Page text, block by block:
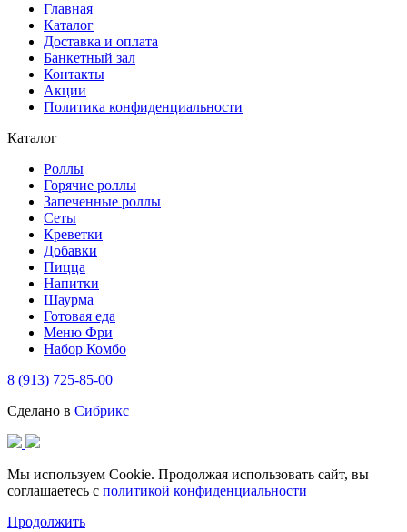
Главная
Каталог
Доставка и оплата
Банкетный зал
Контакты
Акции
Политика конфиденциальности
Каталог
Роллы
Горячие роллы
Запеченные роллы
Сеты
Креветки
Добавки
Пицца
Напитки
Шаурма
Готовая еда
Меню Фри
Набор Комбо
8 (913) 725-85-00
Сделано в Сибрикс
Мы используем Cookie. Продолжая использовать сайт, вы
соглашаетесь с политикой конфиденциальности
Продолжить